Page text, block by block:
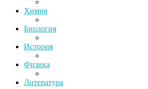
Химия
Биология
История
Физика
Литература